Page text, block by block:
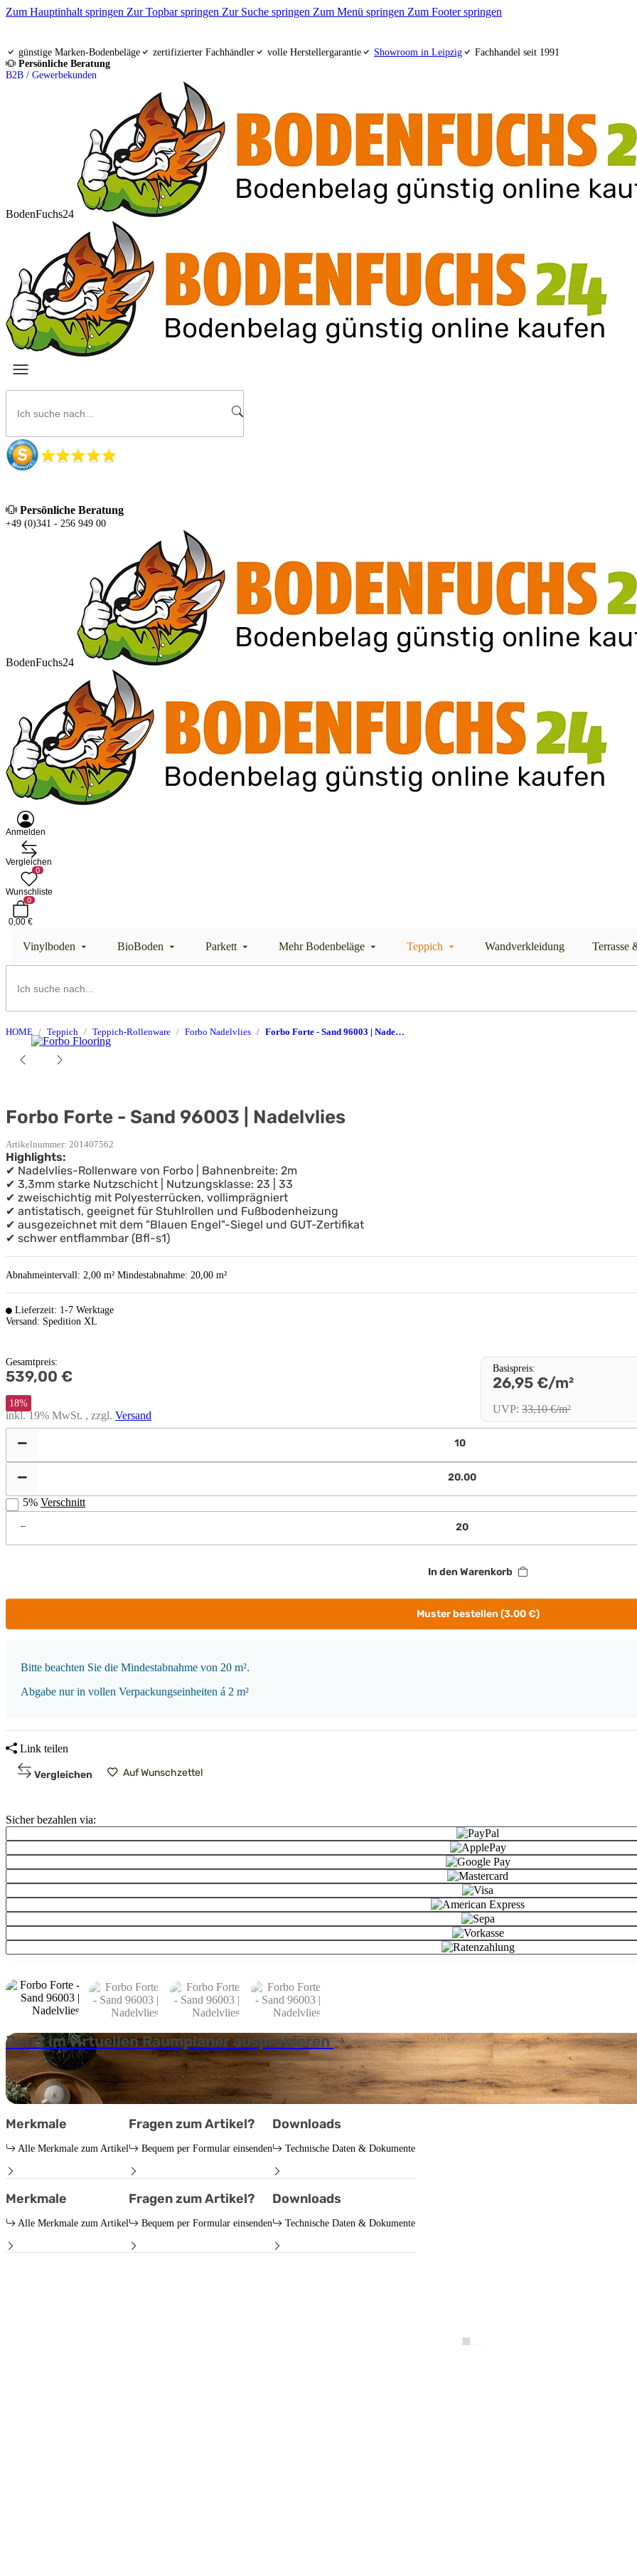
Zum Hauptinhalt springen Zur Topbar springen Zur Suche springen Zum Menü springen Zum Footer springen
günstige Marken-Bodenbeläge zertifizierter Fachhändler volle Herstellergarantie Showroom in Leipzig
Fachhandel seit 1991
Persönliche Beratung
B2B / Gewerbekunden
BodenFuchs24
Persönliche Beratung
+49 (0)341 - 256 949 00
BodenFuchs24
Anmelden
Vergleichen
0
Wunschliste
0
0,00 €
Vinylboden BioBoden Parkett Mehr Bodenbeläge Teppich Wandverkleidung Terrasse
HOME Teppich Teppich-Rollenware Forbo Nadelvlies Forbo Forte - Sand 96003 | Nadelvlies
Forbo Forte - Sand 96003 | Nadelvlies
Artikelnummer: 201407562
Highlights:
✔ Nadelvlies-Rollenware von Forbo | Bahnenbreite: 2m
✔ 3,3mm starke Nutzschicht | Nutzungsklasse: 23 | 33
✔ zweischichtig mit Polyesterrücken, vollimprägniert
✔ antistatisch, geeignet für Stuhlrollen und Fußbodenheizung
✔ ausgezeichnet mit dem "Blauen Engel"-Siegel und GUT-Zertifikat
✔ schwer entflammbar (Bfl-s1)
Abnahmeintervall: 2,00 m² Mindestabnahme: 20,00 m²
Lieferzeit: 1-7 Werktage
Versand: Spedition XL
Gesamtpreis:
539,00 €
18%
inkl. 19% MwSt. , zzgl. Versand
Basispreis:
26,95 €/m²
UVP: 33,10 €/m²
5% Verschnitt
In den Warenkorb
Muster bestellen (3.00 €)
Bitte beachten Sie die Mindestabnahme von 20 m².
Abgabe nur in vollen Verpackungseinheiten á 2 m²
Link teilen
Vergleichen Auf Wunschzettel
Sicher bezahlen via:
Jetzt im virtuellen Raumplaner ausprobieren
Merkmale
Alle Merkmale zum Artikel
Fragen zum Artikel?
Bequem per Formular einsenden
Downloads
Technische Daten & Dokumente
Merkmale
Alle Merkmale zum Artikel
Fragen zum Artikel?
Bequem per Formular einsenden
Downloads
Technische Daten & Dokumente